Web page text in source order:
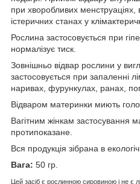
при хворобливих менструаціях,
істеричних станах у
Рослина застосовується при
нормалізує тиск.
Зовнішньо відвар рослини у
застосовується при запаленні
наривах, фурункулах, ранах,
Відваром материнки миють
Вагітним жінкам застосування
протипоказане.
Вся продукція зібрана в
Вага: 50 гр.
Цей засіб є рослинною сировиною і не є